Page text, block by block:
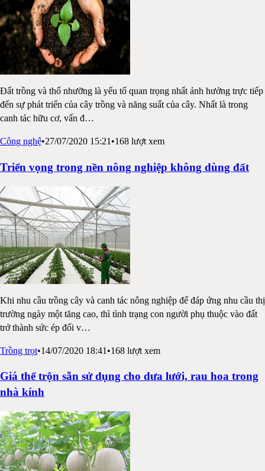
Đất trồng và thổ nhưỡng là yếu tố quan trọng nhất ảnh hưởng trực tiếp
đến sự phát triển của cây trồng và năng suất của cây. Nhất là trong
canh tác hữu cơ, vấn đ…
Công nghệ•27/07/2020 15:21 •168 lượt xem
Triển vọng trong nền nông nghiệp không dùng đất
Khi nhu cầu trồng cây và canh tác nông nghiệp để đáp ứng nhu cầu thị
trường ngày một tăng cao, thì tình trạng con người phụ thuộc vào đất
trở thành sức ép đối v…
Trồng trọt•14/07/2020 18:41 •168 lượt xem
Giá thể trộn sẵn sử dụng cho dưa lưới, rau hoa trong
nhà kính